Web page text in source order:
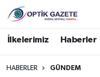
İlkelerimiz Haberler
HABERLER GÜNDEM
Nöbetçi Eczaneler
Hava Durumu